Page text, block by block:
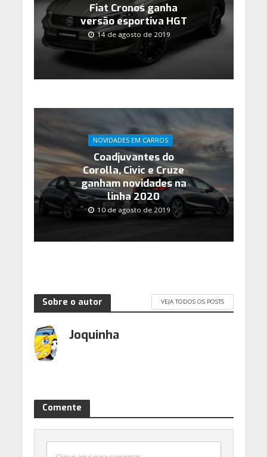
Fiat Cronos ganha
versão esportiva HGT
14 de agosto de 2019
NOVIDADES EM CARROS
Coadjuvantes do
Corolla, Civic e Cruze
ganham novidades na
linha 2020
10 de agosto de 2019
Sobre o autor VEJA TODOS OS POSTS
Joquinha
Comente